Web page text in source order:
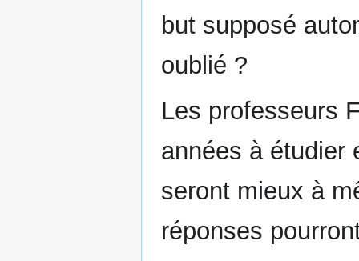
but supposé
oublié ?
Les professeurs
années à étudier
seront mieux à
réponses